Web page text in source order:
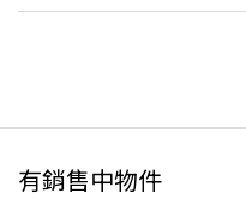
有銷售中物件